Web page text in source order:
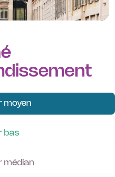
moyen
bas
médian